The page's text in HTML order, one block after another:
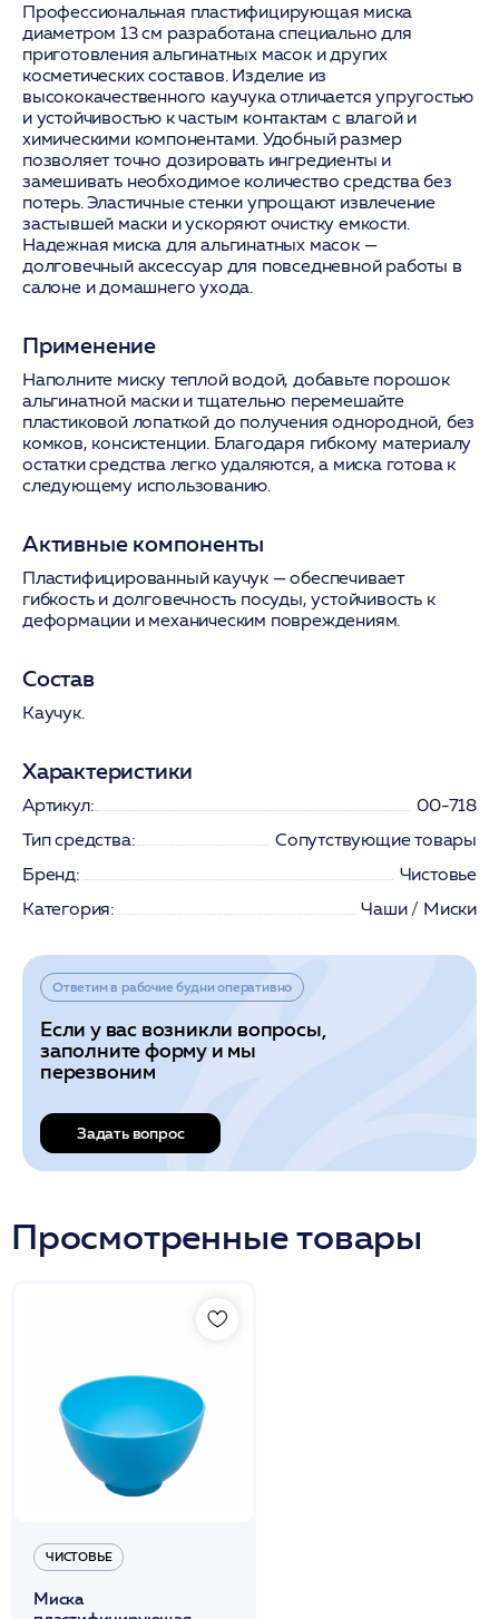
Профессиональная пластифицирующая миска
диаметром 13 см разработана специально для
приготовления альгинатных масок и других
косметических составов. Изделие из
высококачественного каучука отличается упругостью
и устойчивостью к частым контактам с влагой и
химическими компонентами. Удобный размер
позволяет точно дозировать ингредиенты и
замешивать необходимое количество средства без
потерь. Эластичные стенки упрощают извлечение
застывшей маски и ускоряют очистку емкости.
Надежная миска для альгинатных масок —
долговечный аксессуар для повседневной работы в
салоне и домашнего ухода.
Применение
Наполните миску теплой водой, добавьте порошок
альгинатной маски и тщательно перемешайте
пластиковой лопаткой до получения однородной, без
комков, консистенции. Благодаря гибкому материалу
остатки средства легко удаляются, а миска готова к
следующему использованию.
Активные компоненты
Пластифицированный каучук — обеспечивает
гибкость и долговечность посуды, устойчивость к
деформации и механическим повреждениям.
Состав
Каучук.
Характеристики
Артикул:
00-718
Тип средства:
Сопутствующие товары
Бренд:
Чистовье
Категория:
Чаши / Миски
Ответим в рабочие будни оперативно
Если у вас возникли вопросы,
заполните форму и мы
перезвоним
Задать вопрос
Просмотренные товары
ЧИСТОВЬЕ
Миска